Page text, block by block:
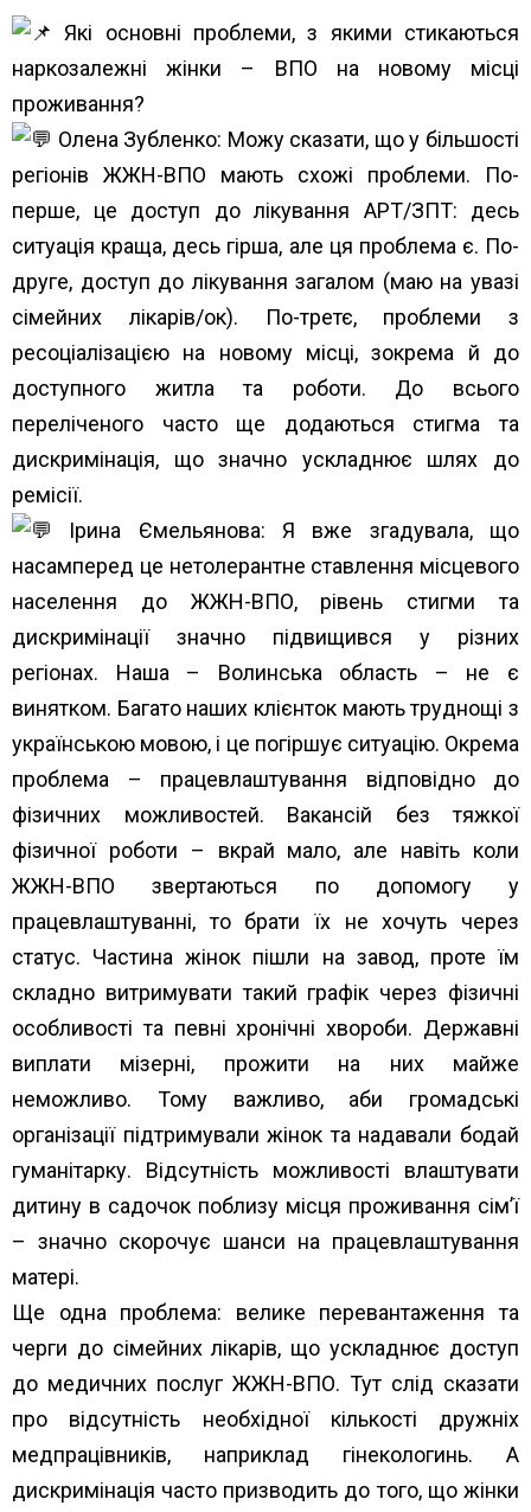
Які основні проблеми, з якими стикаються
наркозалежні жінки – ВПО на новому місці
проживання?
Олена Зубленко: Можу сказати, що у більшості
регіонів ЖЖН-ВПО мають схожі проблеми. По-
перше, це доступ до лікування АРТ/ЗПТ: десь
ситуація краща, десь гірша, але ця проблема є. По-
друге, доступ до лікування загалом (маю на увазі
сімейних лікарів/ок). По-третє, проблеми з
ресоціалізацією на новому місці, зокрема й до
доступного житла та роботи. До всього
переліченого часто ще додаються стигма та
дискримінація, що значно ускладнює шлях до
ремісії.
Ірина Ємельянова: Я вже згадувала, що
насамперед це нетолерантне ставлення місцевого
населення до ЖЖН-ВПО, рівень стигми та
дискримінації значно підвищився у різних
регіонах. Наша – Волинська область – не є
винятком. Багато наших клієнток мають труднощі з
українською мовою, і це погіршує ситуацію. Окрема
проблема – працевлаштування відповідно до
фізичних можливостей. Вакансій без тяжкої
фізичної роботи – вкрай мало, але навіть коли
ЖЖН-ВПО звертаються по допомогу у
працевлаштуванні, то брати їх не хочуть через
статус. Частина жінок пішли на завод, проте їм
складно витримувати такий графік через фізичні
особливості та певні хронічні хвороби. Державні
виплати мізерні, прожити на них майже
неможливо. Тому важливо, аби громадські
організації підтримували жінок та надавали бодай
гуманітарку. Відсутність можливості влаштувати
дитину в садочок поблизу місця проживання сім’ї
– значно скорочує шанси на працевлаштування
матері.
Ще одна проблема: велике перевантаження та
черги до сімейних лікарів, що ускладнює доступ
до медичних послуг ЖЖН-ВПО. Тут слід сказати
про відсутність необхідної кількості дружніх
медпрацівників, наприклад гінекологинь. А
дискримінація часто призводить до того, що жінки